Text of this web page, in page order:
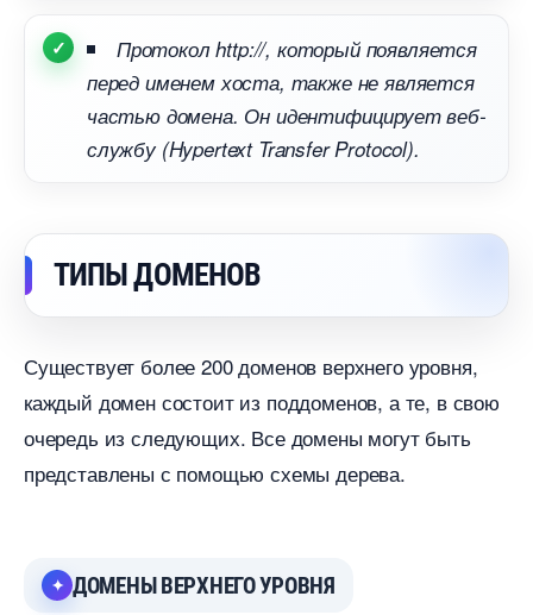
Протокол http://, который появляется
перед именем хоста, также не является
частью домена. Он идентифицирует веб-
службу (Hypertext Transfer Protocol).
ТИПЫ ДОМЕНО
Существует более 200 доменов верхнего уровня,
каждый домен состоит из поддоменов, а те, в свою
очередь из следующих. Все домены могут быть
представлены с помощью схемы дерева.
ДОМЕНЫ ВЕРХНЕГО УРОВНЯ